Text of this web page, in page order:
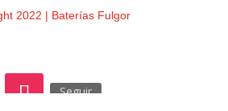
2022 | Baterías Fulgor
Seguir